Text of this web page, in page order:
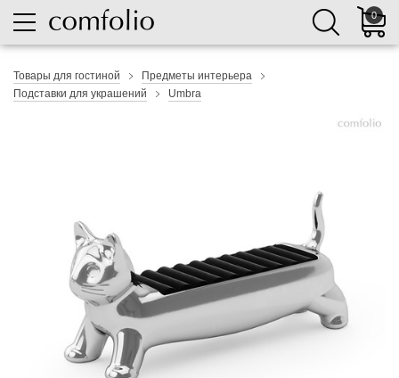
0
Товары для гостиной
Предметы интерьера
Подставки для украшений
Umbra